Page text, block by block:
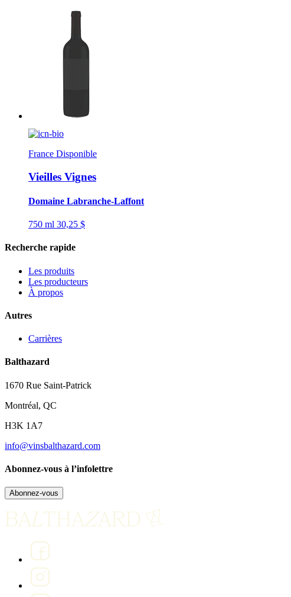
France Disponible
Vieilles Vignes
Domaine Labranche-Laffont
750 ml 30,25 $
Recherche rapide
Les produits
Les producteurs
À propos
Autres
Carrières
Balthazard
1670 Rue Saint-Patrick
Montréal, QC
H3K 1A7
info@vinsbalthazard.com
Abonnez-vous à l’infolettre
Abonnez-vous